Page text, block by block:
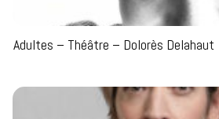
Adultes – Théâtre – Dolorès Delahaut